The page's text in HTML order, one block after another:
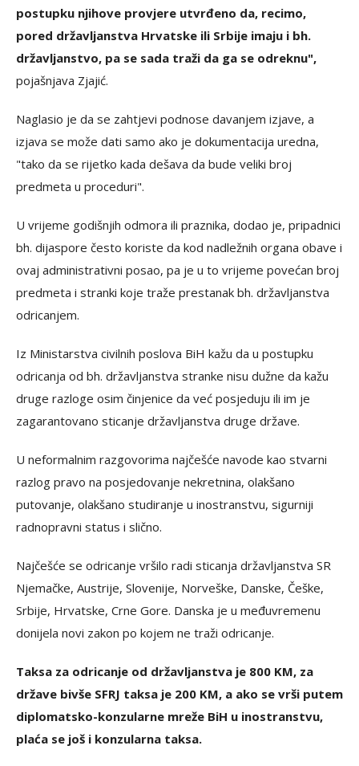
postupku njihove provjere utvrđeno da, recimo,
pored državljanstva Hrvatske ili Srbije imaju i bh.
državljanstvo, pa se sada traži da ga se odreknu",
pojašnjava Zjajić.
Naglasio je da se zahtjevi podnose davanjem izjave, a
izjava se može dati samo ako je dokumentacija uredna,
"tako da se rijetko kada dešava da bude veliki broj
predmeta u proceduri".
U vrijeme godišnjih odmora ili praznika, dodao je, pripadnici
bh. dijaspore često koriste da kod nadležnih organa obave i
ovaj administrativni posao, pa je u to vrijeme povećan broj
predmeta i stranki koje traže prestanak bh. državljanstva
odricanjem.
Iz Ministarstva civilnih poslova BiH kažu da u postupku
odricanja od bh. državljanstva stranke nisu dužne da kažu
druge razloge osim činjenice da već posjeduju ili im je
zagarantovano sticanje državljanstva druge države.
U neformalnim razgovorima najčešće navode kao stvarni
razlog pravo na posjedovanje nekretnina, olakšano
putovanje, olakšano studiranje u inostranstvu, sigurniji
radnopravni status i slično.
Najčešće se odricanje vršilo radi sticanja državljanstva SR
Njemačke, Austrije, Slovenije, Norveške, Danske, Češke,
Srbije, Hrvatske, Crne Gore. Danska je u međuvremenu
donijela novi zakon po kojem ne traži odricanje.
Taksa za odricanje od državljanstva je 800 KM, za
države bivše SFRJ taksa je 200 KM, a ako se vrši putem
diplomatsko-konzularne mreže BiH u inostranstvu,
plaća se još i konzularna taksa.